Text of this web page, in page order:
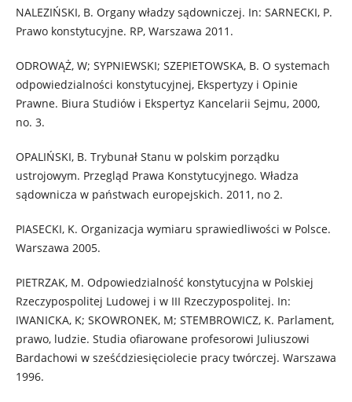
NALEZIŃSKI, B. Organy władzy sądowniczej. In: SARNECKI, P.
Prawo konstytucyjne. RP, Warszawa 2011.
ODROWĄŻ, W; SYPNIEWSKI; SZEPIETOWSKA, B. O systemach
odpowiedzialności konstytucyjnej, Ekspertyzy i Opinie
Prawne. Biura Studiów i Ekspertyz Kancelarii Sejmu, 2000,
no. 3.
OPALIŃSKI, B. Trybunał Stanu w polskim porządku
ustrojowym. Przegląd Prawa Konstytucyjnego. Władza
sądownicza w państwach europejskich. 2011, no 2.
PIASECKI, K. Organizacja wymiaru sprawiedliwości w Polsce.
Warszawa 2005.
PIETRZAK, M. Odpowiedzialność konstytucyjna w Polskiej
Rzeczypospolitej Ludowej i w III Rzeczypospolitej. In:
IWANICKA, K; SKOWRONEK, M; STEMBROWICZ, K. Parlament,
prawo, ludzie. Studia ofiarowane profesorowi Juliuszowi
Bardachowi w sześćdziesięciolecie pracy twórczej. Warszawa
1996.